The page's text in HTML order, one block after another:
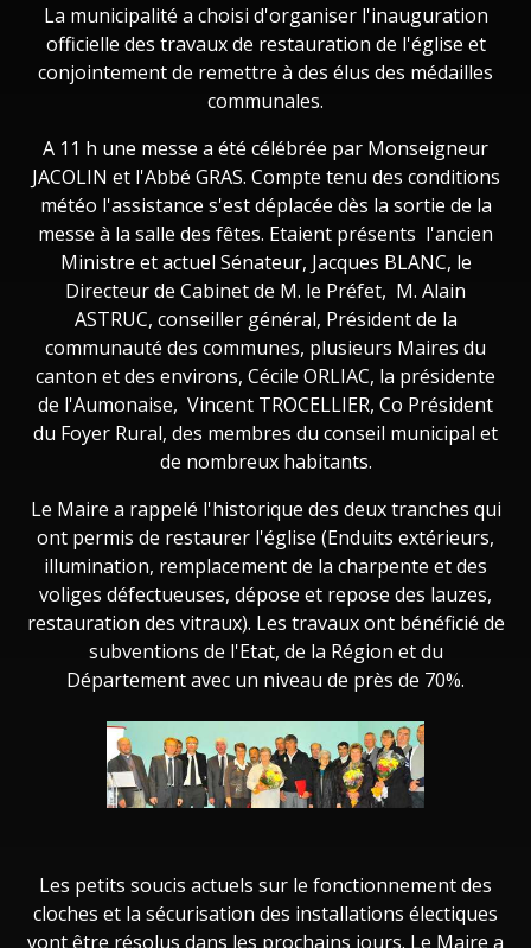
La municipalité a choisi d'organiser l'inauguration
officielle des travaux de restauration de l'église et
conjointement de remettre à des élus des médailles
communales.
A 11 h une messe a été célébrée par Monseigneur
JACOLIN et l'Abbé GRAS. Compte tenu des conditions
météo l'assistance s'est déplacée dès la sortie de la
messe à la salle des fêtes. Etaient présents l'ancien
Ministre et actuel Sénateur, Jacques BLANC, le
Directeur de Cabinet de M. le Préfet, M. Alain
ASTRUC, conseiller général, Président de la
communauté des communes, plusieurs Maires du
canton et des environs, Cécile ORLIAC, la présidente
de l'Aumonaise, Vincent TROCELLIER, Co Président
du Foyer Rural, des membres du conseil municipal et
de nombreux habitants.
Le Maire a rappelé l'historique des deux tranches qui
ont permis de restaurer l'église (Enduits extérieurs,
illumination, remplacement de la charpente et des
voliges défectueuses, dépose et repose des lauzes,
restauration des vitraux). Les travaux ont bénéficié de
subventions de l'Etat, de la Région et du
Département avec un niveau de près de 70%.
Les petits soucis actuels sur le fonctionnement des
cloches et la sécurisation des installations électiques
vont être résolus dans les prochains jours. Le Maire a